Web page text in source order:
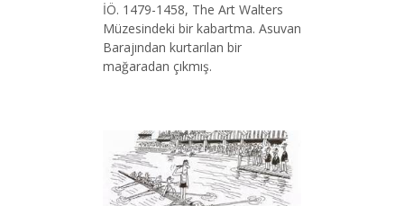
İÖ. 1479-1458, The Art Walters
Müzesindeki bir kabartma. Asuvan
Barajından kurtarılan bir
mağaradan çıkmış.